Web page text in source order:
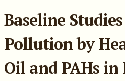
Baseline
Pollution by
Oil and PAHs